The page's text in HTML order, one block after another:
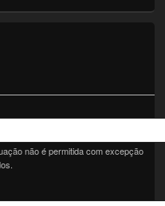
não é permitida com excepção